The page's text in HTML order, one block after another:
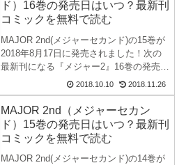
ド）16巻の発売日はいつ？最新刊
コミックを無料で読む
MAJOR 2nd(メジャーセカンド)の15巻が
2018年8月17日に発売されました！次の
最新刊になる『メジャー2』16巻の発売日
を調べてみました。コミックのレンタル
もおすすめです。見たい単行本だけ借り
る事ができるRenta!へアクセスして...
2018.10.10 2018.11.26
MAJOR 2nd（メジャーセカン
ド）15巻の発売日はいつ？最新刊
コミックを無料で読む
MAJOR 2nd(メジャーセカンド)の14巻が